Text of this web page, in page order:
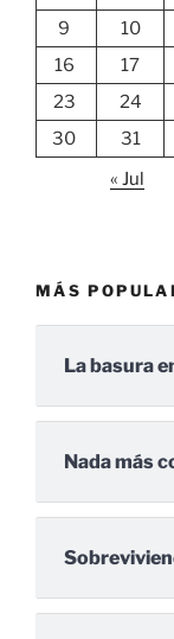
9
10
16
17
23
24
30
31
« Jul
MÁS
La basura
Nada más